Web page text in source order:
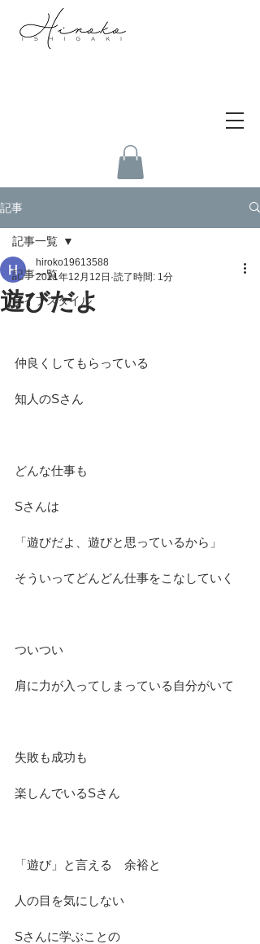
記事
記事一覧
ライフスタイル
記事一覧
遊びだよ
hiroko19613588
2021年12月12日 読了時間: 1分
仲良くしてもらっている
知人のSさん
どんな仕事も
Sさんは
「遊びだよ、遊びと思っているから」
そういってどんどん仕事をこなしていく
ついつい
肩に力が入ってしまっている自分がいて
失敗も成功も
楽しんでいるSさん
「遊び」と言える　余裕と
人の目を気にしない
Sさんに学ぶことの